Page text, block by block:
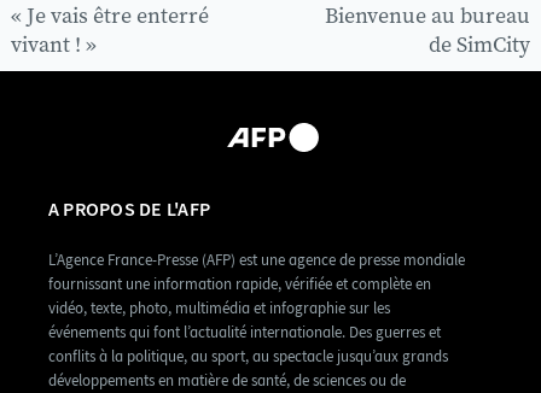
Bienvenue au bureau
de SimCity
« Je vais être enterré
vivant ! »
A PROPOS DE L'AFP
L’Agence France-Presse (AFP) est une agence de presse mondiale
fournissant une information rapide, vérifiée et complète en
vidéo, texte, photo, multimédia et infographie sur les
événements qui font l’actualité internationale. Des guerres et
conflits à la politique, au sport, au spectacle jusqu’aux grands
développements en matière de santé, de sciences ou de